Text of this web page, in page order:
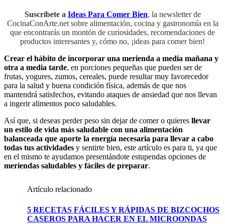
Suscríbete a Ideas Para Comer Bien, la newsletter de
CocinaConArte.net sobre alimentación, cocina y gastronomía en la
que encontrarás un montón de curiosidades, recomendaciones de
productos interesantes y, cómo no, ¡ideas para comer bien!
Crear el hábito de incorporar una merienda a media mañana y
otra a media tarde, en porciones pequeñas que pueden ser de
frutas, yogures, zumos, cereales, puede resultar muy favorecedor
para la salud y buena condición física, además de que nos
mantendrá satisfechos, evitando ataques de ansiedad que nos llevan
a ingerir alimentos poco saludables.
Así que, si deseas perder peso sin dejar de comer o quieres llevar
un estilo de vida más saludable con una alimentación
balanceada que aporte la energía necesaria para llevar a cabo
todas tus actividades y sentirte bien, este artículo es para ti, ya que
en el mismo te ayudamos presentándote estupendas opciones de
meriendas saludables y fáciles de preparar.
Artículo relacionado
5 RECETAS FÁCILES Y RÁPIDAS DE BIZCOCHOS
CASEROS PARA HACER EN EL MICROONDAS